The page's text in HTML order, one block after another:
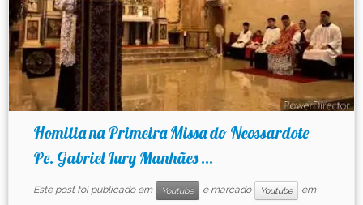
Homilia na Primeira Missa do Neossardote
Pe. Gabriel Iury Manhães ...
Este post foi publicado em Youtube e marcado Youtube
em